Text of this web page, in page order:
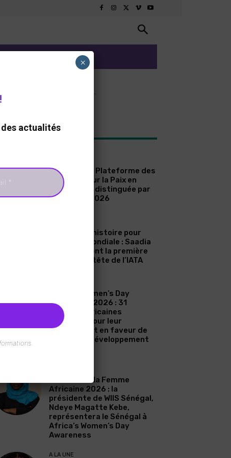
Sénégal : La Plateforme des
Femmes pour la Paix en
Casamance distinguée par
le Prix ICIP 2026
Une page d’histoire pour
l’aviation mondiale : Saadia
Zahidi devient la première
femme à la tête de l’IATA
Africa’s Women’s Day
Awareness 2026 : 31
femmes africaines
célébrées pour leur
engagement en faveur de
l’eau et du développement
Journée de la Femme
Africaine 2026 : la
présidente de WIIS Sénégal,
Ndeye Magatte Kebe,
représentera le Sénégal à
Africa’s Women’s Day
Awareness
A LA UNE
actualités
×